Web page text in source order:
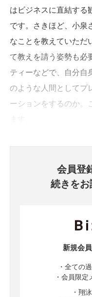
はビジネスに直結する
です。さきほど、小泉
なことを教えていただ
て教えを請う姿勢も必
ティーなどで、自分自
のような人間としてプ
ーションをするのか。
会員登
続きを
新規会
・全ての
・会員限
・翔